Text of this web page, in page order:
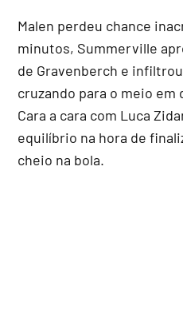
Malen perdeu chance
minutos, Summerville
de Gravenberch e
cruzando para o meio em
Cara a cara com Luca
equilíbrio na hora de
cheio na bola.